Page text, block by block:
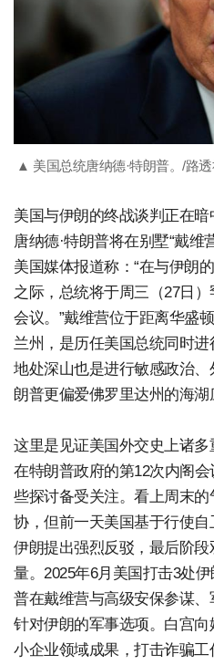
▲ 美国总统唐纳德·特朗普。/路
美国与伊朗的终战谈判正在
唐纳德·特朗普将在别墅“戴维
美国媒体报道称：“在与伊朗
之际，总统将于周三（27日
会议。”戴维营位于距离华盛
兰州，是历任美国总统同时
地处深山也是进行敏感政治
朗普更偏爱佛罗里达州的海湖
这里是见证美国外交史上诸
在特朗普政府的第12次内阁
些探讨备受关注。看上周末
协，但前一天美国基于行使自
伊朗提出强烈反驳，最后阶
量。2025年6月美国打击3处
普在戴维营与高级安保参谋
针对伊朗的军事选项。白宫
小企业领域成果，打击诈骗